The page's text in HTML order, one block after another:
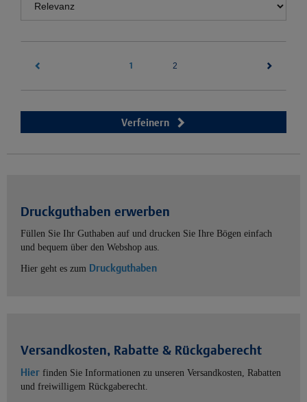
1 2(current)
Verfeinern
Druckguthaben erwerben
Füllen Sie Ihr Guthaben auf und drucken Sie Ihre Bögen einfach
und bequem über den Webshop aus.
Hier geht es zum Druckguthaben
Versandkosten, Rabatte & Rückgaberecht
Hier finden Sie Informationen zu unseren Versandkosten, Rabatten
und freiwilligem Rückgaberecht.